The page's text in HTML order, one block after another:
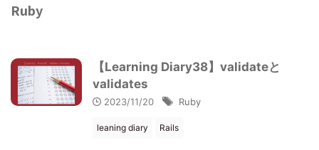
Ruby
【Learning Diary38】validateと
validates
2023/11/20 Ruby
leaning diary Rails